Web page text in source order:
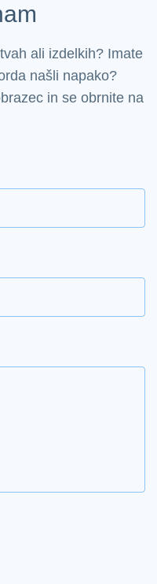
ali izdelkih? Imate
našli napako?
in se obrnite na